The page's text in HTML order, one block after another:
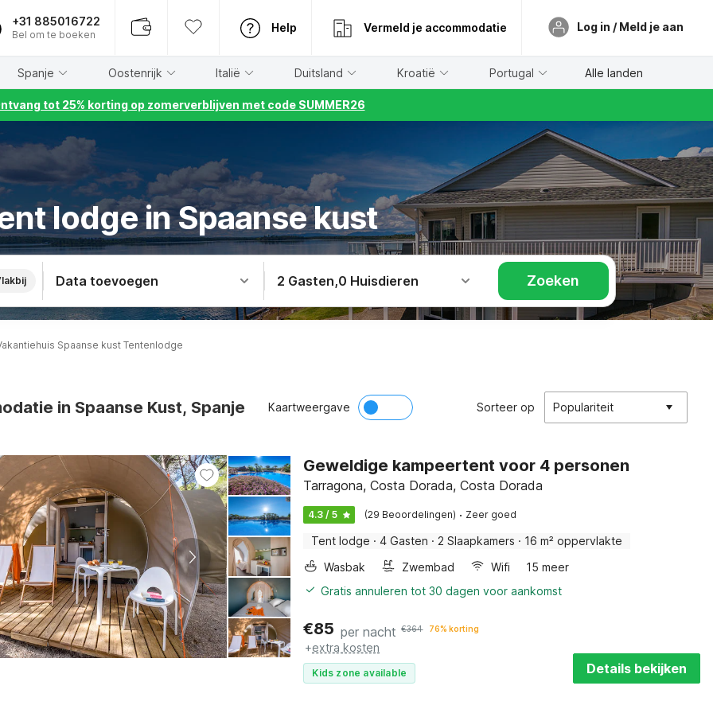
+31 885016722
Bel om te boeken
Help Vermeld je accommodatie Log in / Meld je aan
Spanje Oostenrijk Italië Duitsland Kroatië Portugal Alle landen
tot 25% korting op zomerverblijven met code SUMMER26
lodge in Spaanse kust
Data toevoegen 2 Gasten,0 Huisdieren Zoeken
Spaanse kust Tentenlodge
in Spaanse Kust, Spanje Kaartweergave Sorteer op Populariteit
Geweldige kampeertent voor 4 personen
Tarragona, Costa Dorada, Costa Dorada
4.3 / 5 (29 Beoordelingen) · Zeer goed
Tent lodge · 4 Gasten · 2 Slaapkamers · 16 m² oppervlakte
Wasbak
Zwembad Wifi
15 meer
Gratis annuleren tot 30 dagen voor aankomst
€85 per nacht €364 76% korting
+extra kosten
Kids zone available Details bekijken